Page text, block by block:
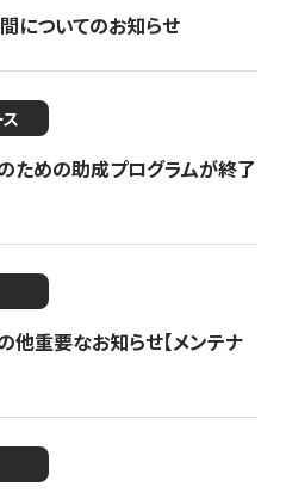
についてのお知らせ
ための助成プログラムが終了
他重要なお知らせ【メンテナ